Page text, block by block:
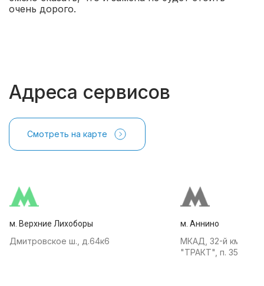
очень дорого.
Адреса сервисов
Смотреть на карте
м. Верхние Лихоборы
Дмитровское ш., д.64к6
м. Аннино
МКАД, 32-й км, АТК
"ТРАКТ", п. 35